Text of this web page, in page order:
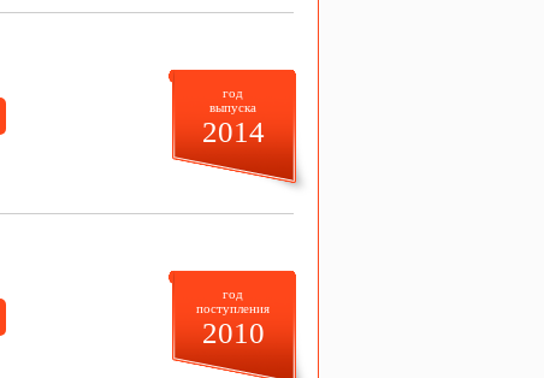
год
выпуска
2014
год
поступления
2010